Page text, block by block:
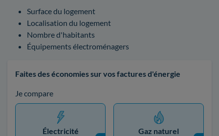
Surface du logement
Localisation du logement
Nombre d'habitants
Équipements électroménagers
Faites des économies sur vos factures d'énergie
Je compare
Électricité Gaz naturel